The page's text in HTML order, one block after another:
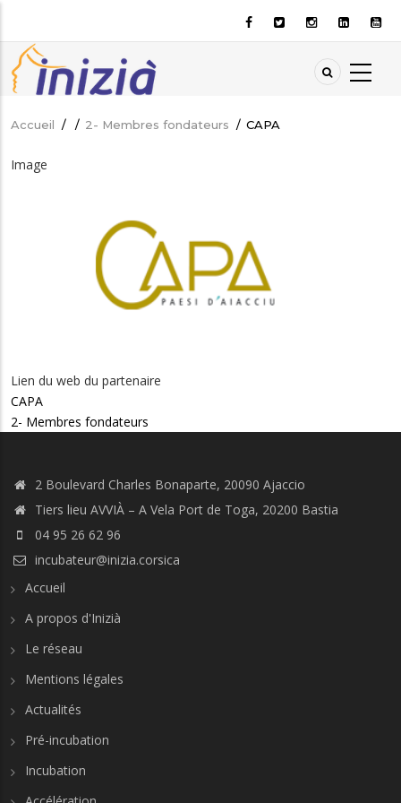
contenu
principal
Fil
d'Ariane
Accueil / / 2- Membres fondateurs / CAPA
Image
Lien du web du partenaire
CAPA
2- Membres fondateurs
2 Boulevard Charles Bonaparte, 20090 Ajaccio
Tiers lieu AVVIÀ – A Vela Port de Toga, 20200 Bastia
04 95 26 62 96
incubateur@inizia.corsica
Accueil
A propos d'Inizià
Le réseau
Mentions légales
Actualités
Pré-incubation
Incubation